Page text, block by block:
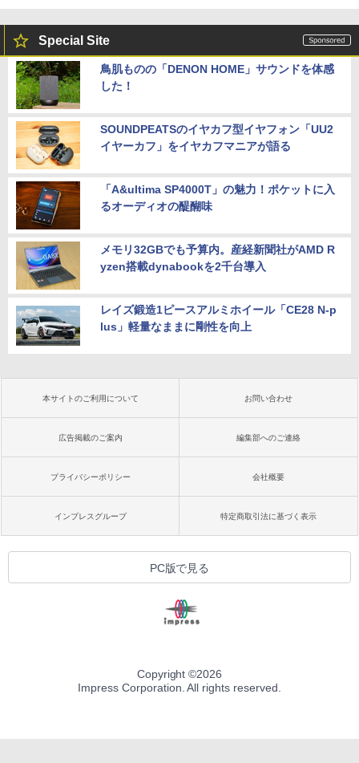
Special Site
鳥肌ものの「DENON HOME」サウンドを体感
した！
SOUNDPEATSのイヤカフ型イヤフォン「UU2
イヤーカフ」をイヤカフマニアが語る
「A&ultima SP4000T」の魅力！ポケットに入
るオーディオの醍醐味
メモリ32GBでも予算内。産経新聞社がAMD R
yzen搭載dynabookを2千台導入
レイズ鍛造1ピースアルミホイール「CE28 N-p
lus」軽量なままに剛性を向上
本サイトのご利用について お問い合わせ
広告掲載のご案内 編集部へのご連絡
プライバシーポリシー 会社概要
インプレスグループ 特定商取引法に基づく表示
PC版で見る
Copyright ©2026
Impress Corporation. All rights reserved.